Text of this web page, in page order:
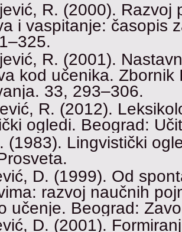
R. (2000). Razvoj
i vaspitanje: časopis
R. (2001).
kod učenika.
33, 293–306.
R. (2012).
ogledi. Beograd:
(1983). Lingvistički
D. (1999). Od
razvoj naučnih
učenje. Beograd:
D. (2001).